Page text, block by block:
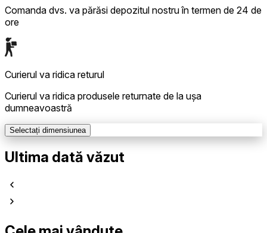
Comanda dvs. va părăsi depozitul nostru în termen de 24 de
ore
Curierul va ridica returul
Curierul va ridica produsele returnate de la ușa
dumneavoastră
Selectați dimensiunea
Ultima dată văzut